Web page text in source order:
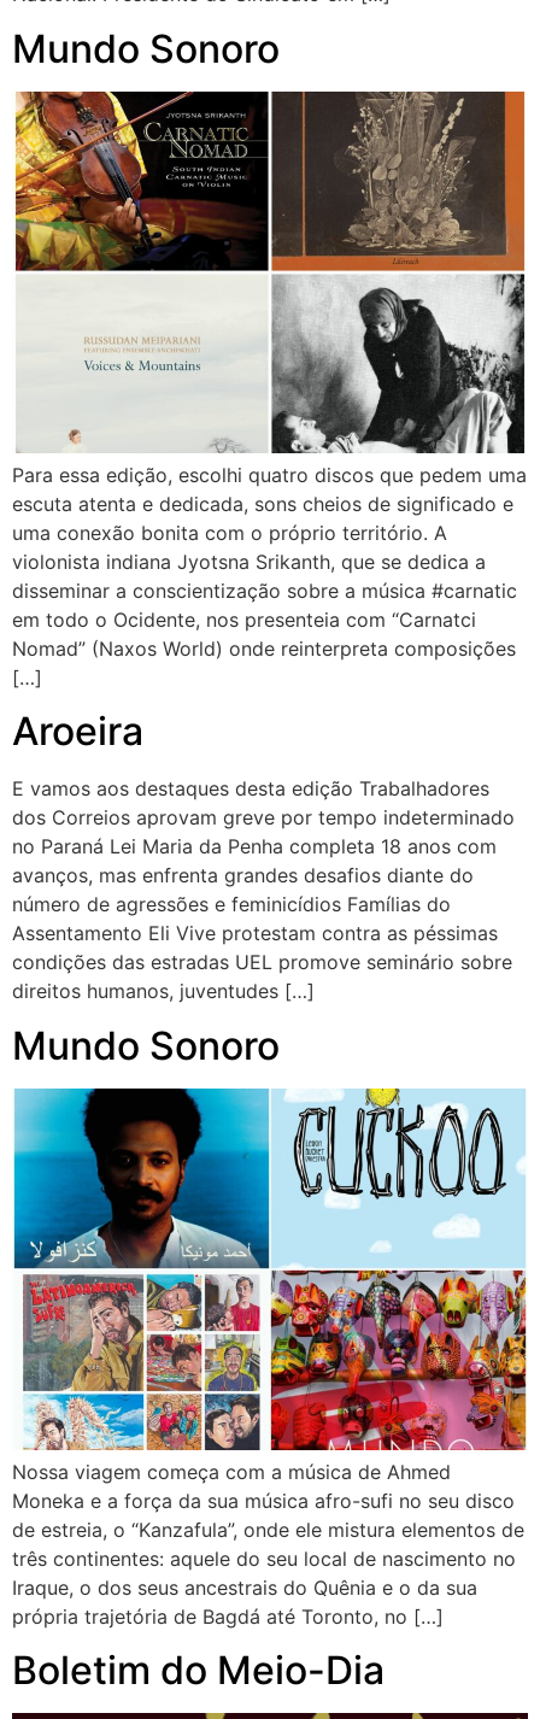
Mundo Sonoro
Para essa edição, escolhi quatro discos que pedem uma
escuta atenta e dedicada, sons cheios de significado e
uma conexão bonita com o próprio território. A
violonista indiana Jyotsna Srikanth, que se dedica a
disseminar a conscientização sobre a música #carnatic
em todo o Ocidente, nos presenteia com “Carnatci
Nomad” (Naxos World) onde reinterpreta composições
[…]
Aroeira
E vamos aos destaques desta edição Trabalhadores
dos Correios aprovam greve por tempo indeterminado
no Paraná Lei Maria da Penha completa 18 anos com
avanços, mas enfrenta grandes desafios diante do
número de agressões e feminicídios Famílias do
Assentamento Eli Vive protestam contra as péssimas
condições das estradas UEL promove seminário sobre
direitos humanos, juventudes […]
Mundo Sonoro
Nossa viagem começa com a música de Ahmed
Moneka e a força da sua música afro-sufi no seu disco
de estreia, o “Kanzafula”, onde ele mistura elementos de
três continentes: aquele do seu local de nascimento no
Iraque, o dos seus ancestrais do Quênia e o da sua
própria trajetória de Bagdá até Toronto, no […]
Boletim do Meio-Dia